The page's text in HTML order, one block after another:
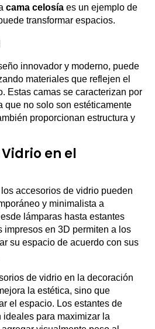
cama celosía es un ejemplo de
transformar espacios.
innovador y moderno, puede
materiales que reflejen el
Estas camas se caracterizan por
que no solo son estéticamente
proporcionan estructura y
en el
accesorios de vidrio pueden
y minimalista a
lámparas hasta estantes
impresos en 3D permiten a los
su espacio de acuerdo con sus
de vidrio en la decoración
la estética, sino que
el espacio. Los estantes de
para maximizar la